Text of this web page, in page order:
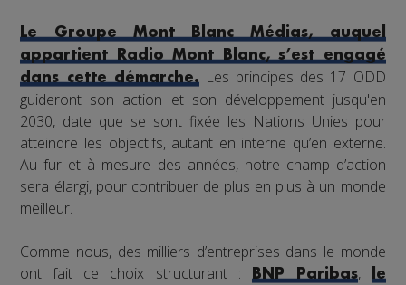
Le Groupe Mont Blanc Médias, auquel
appartient Radio Mont Blanc, s’est engagé
dans cette démarche.Les principes des 17 ODD
guideront son action et son développement jusqu'en
2030, date que se sont fixée les Nations Unies pour
atteindre les objectifs, autant en interne qu’en externe.
Au fur et à mesure des années, notre champ d’action
sera élargi, pour contribuer de plus en plus à un monde
meilleur.
Comme nous, des milliers d’entreprises dans le monde
ont fait ce choix structurant :
BNP Paribas,
le